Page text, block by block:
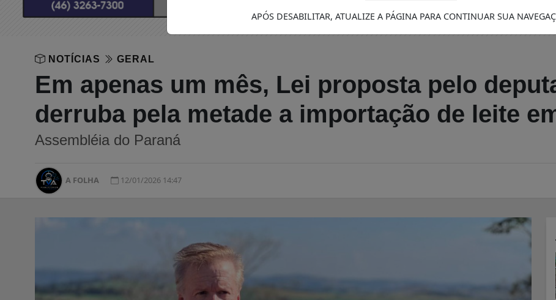
NOTÍCIAS GERAL
Em apenas um mês, Lei proposta pelo
derruba pela metade a importação de leite
Assembléia do Paraná
A FOLHA 12/01/2026 14:47
APÓS DESABILITAR, ATUALIZE A PÁGINA PARA CONTINUAR SUA